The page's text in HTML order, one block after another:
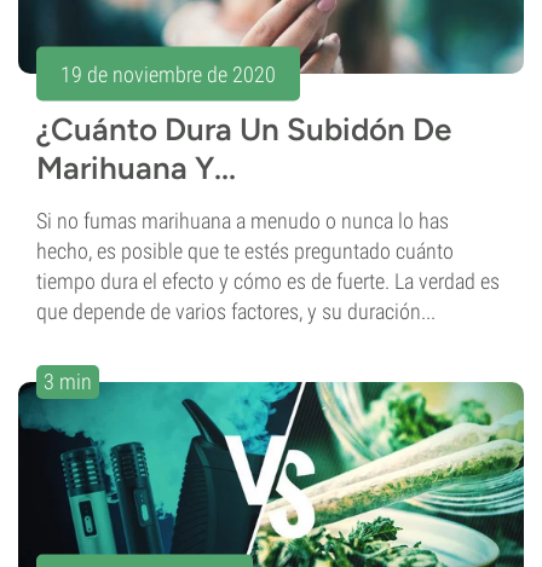
19 de noviembre de 2020
¿Cuánto Dura Un Subidón De
Marihuana Y...
Si no fumas marihuana a menudo o nunca lo has
hecho, es posible que te estés preguntado cuánto
tiempo dura el efecto y cómo es de fuerte. La verdad es
que depende de varios factores, y su duración...
3 min